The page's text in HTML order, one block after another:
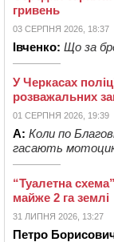
гривень
03 СЕРПНЯ 2026, 18:37
Івченко: Що за
У Черкасах
розважальних
01 СЕРПНЯ 2026, 19:39
А: Коли по
гасають
“Туалетна
майже 2 га землі
31 ЛИПНЯ 2026, 13:27
Петро